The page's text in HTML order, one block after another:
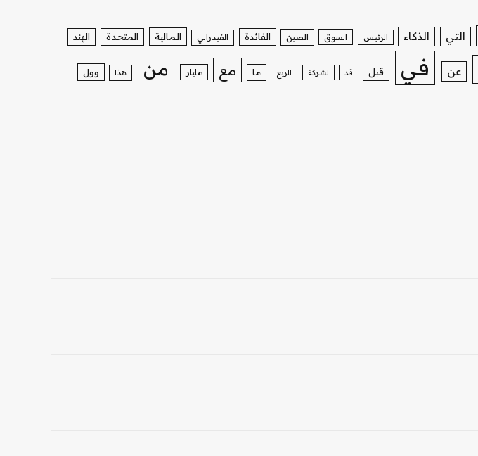
التي الذكاء الرئيس السوق الصين الفائدة الفيدرالي المالية المتحدة الهند
عن في قبل قد لشركة للربع ما مع مليار من هذا وول